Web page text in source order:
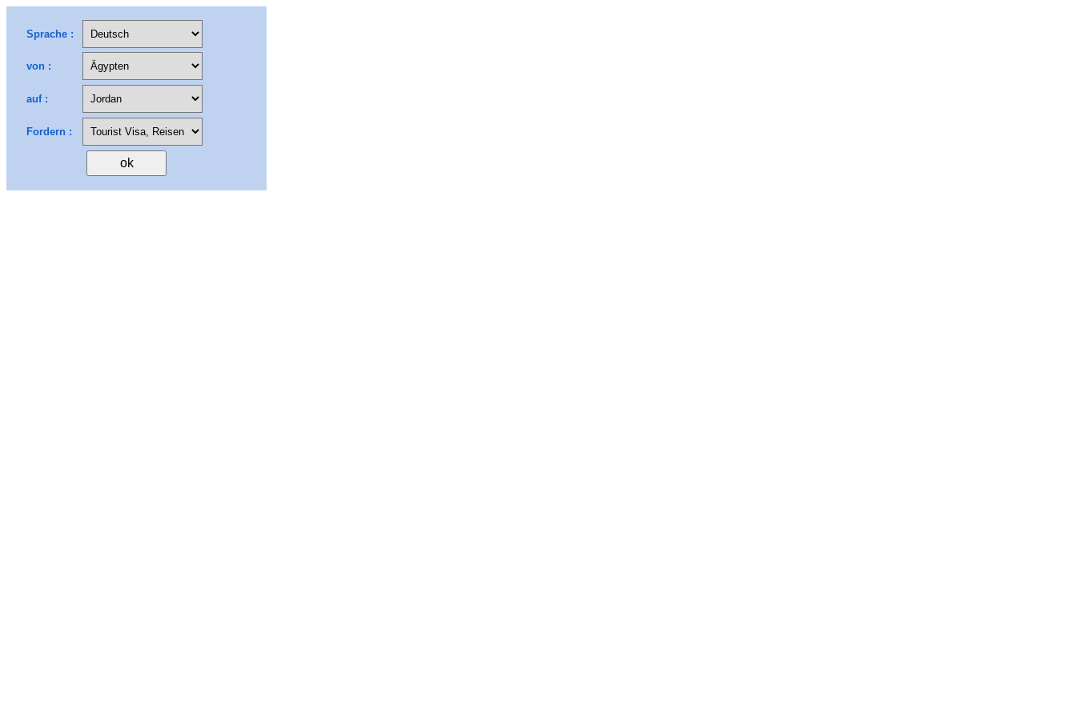
Sprache :
von :
auf :
Fordern :